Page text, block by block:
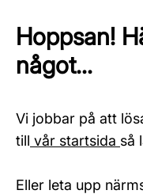
Hoppsan!
något...
Vi jobbar på att
till vår startsida så
Eller leta upp